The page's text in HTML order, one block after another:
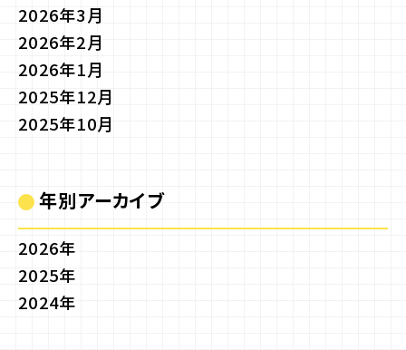
2026年3月
2026年2月
2026年1月
2025年12月
2025年10月
年別アーカイブ
2026年
2025年
2024年